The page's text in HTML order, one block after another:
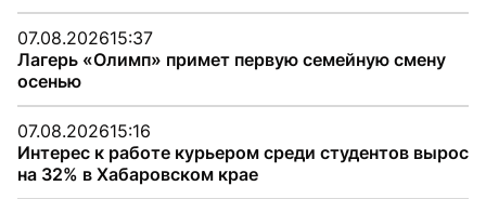
07.08.202615:37
Лагерь «Олимп» примет первую семейную смену
осенью
07.08.202615:16
Интерес к работе курьером среди студентов вырос
на 32% в Хабаровском крае